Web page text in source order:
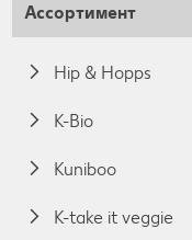
Ассортимент
Hip & Hopps
K-Bio
Kuniboo
K-take it veggie